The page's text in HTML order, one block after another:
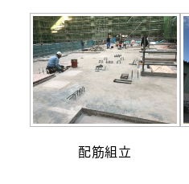
配筋組立